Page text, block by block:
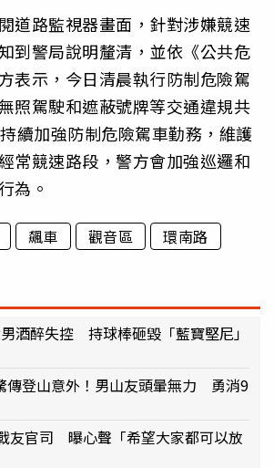
道路監視器畫面，針對涉嫌競速
到警局說明釐清，並依《公共危
表示，今日清晨執行防制危險駕
照駕駛和遮蔽號牌等交通違規共
續加強防制危險駕車勤務，維護
常競速路段，警方會加強巡邏和
為。
飆車 觀音區 環南路
酒醉失控 持球棒砸毀「藍寶堅尼」
傳登山意外！男山友頭暈無力 勇消9
友官司 曝心聲「希望大家都可以放